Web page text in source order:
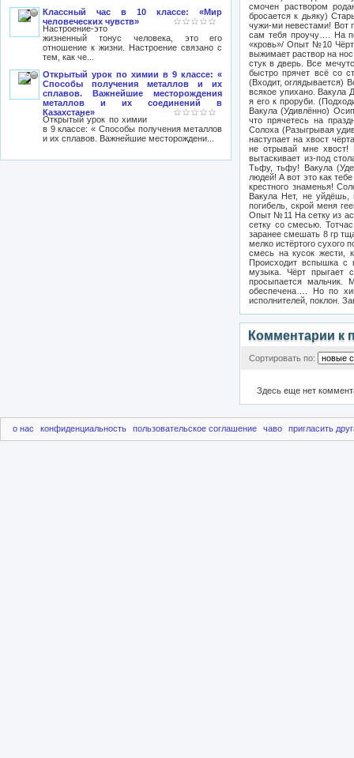
Классный час в 10 классе: «Мир
человеческих чувств»
Настроение-это
жизненный тонус человека, это его
отношение к жизни. Настроение связано с
тем, как че...
Открытый урок по химии в 9 классе: «
Способы получения металлов и их
сплавов. Важнейшие месторождения
металлов и их соединений в
Казахстане»
Открытый урок по химии
в 9 классе: « Способы получения металлов
и их сплавов. Важнейшие месторождени...
Комментарии к
Сортировать по:
Здесь еще нет
о нас конфиденциальность пользовательское соглашение чаво пригласить